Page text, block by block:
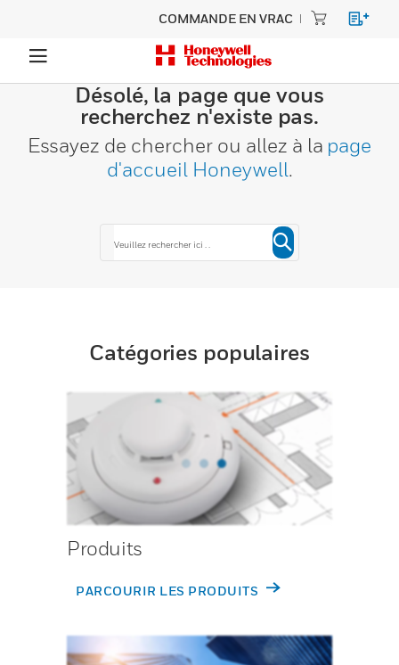
COMMANDE EN VRAC
Désolé, la page que vous
recherchez n'existe pas.
Essayez de chercher ou allez à la page
d'accueil Honeywell.
Catégories populaires
Produits
PARCOURIR LES PRODUITS